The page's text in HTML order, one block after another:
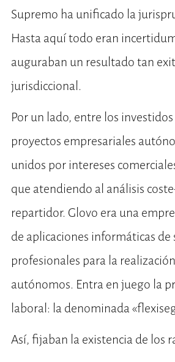
Supremo ha unificado la
Hasta aquí todo eran
auguraban un resultado tan
jurisdiccional.
Por un lado, entre los
proyectos empresariales
unidos por intereses
que atendiendo al análisis
repartidor. Glovo era una
de aplicaciones informáticas de
profesionales para la
autónomos. Entra en juego la
laboral: la denominada
Así, fijaban la existencia de los